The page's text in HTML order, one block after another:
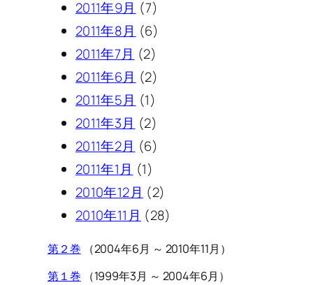
2011年9月 (7)
2011年8月 (6)
2011年7月 (2)
2011年6月 (2)
2011年5月 (1)
2011年3月 (2)
2011年2月 (6)
2011年1月 (1)
2010年12月 (2)
2010年11月 (28)
第２巻 （2004年6月 ～ 2010年11月）
第１巻 （1999年3月 ～ 2004年6月）